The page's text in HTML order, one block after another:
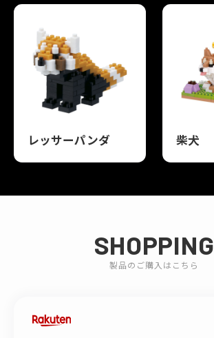
レッサーパンダ 柴犬
SHOPPING
製品のご購入はこちら